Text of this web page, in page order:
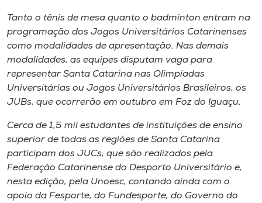
Tanto o tênis de mesa quanto o badminton entram na
programação dos Jogos Universitários Catarinenses
como modalidades de apresentação. Nas demais
modalidades, as equipes disputam vaga para
representar Santa Catarina nas Olimpíadas
Universitárias ou Jogos Universitários Brasileiros, os
JUBs, que ocorrerão em outubro em Foz do Iguaçu.
Cerca de 1,5 mil estudantes de instituições de ensino
superior de todas as regiões de Santa Catarina
participam dos JUCs, que são realizados pela
Federação Catarinense do Desporto Universitário e,
nesta edição, pela Unoesc, contando ainda com o
apoio da Fesporte, do Fundesporte, do Governo do